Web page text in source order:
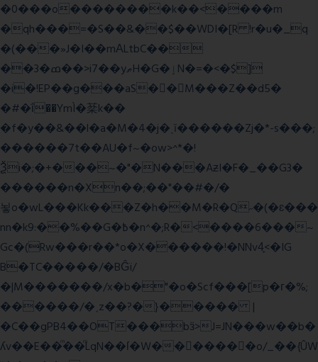
�0���o��������k��<����m
�qh���=�S��&��$��WDI�[R !r�u�_q
�(���»J�I��mΑLtbC��
��3�ߘ��>i7��yޠH�G�ٳN�=�<�$]
�i�!EP��g���aS��M���Z��d5�
�#�ΐ��YmÌ�棻k��
�f�y��&��l�a�M�4�j�ˎī������Zj�*-s���;
������7t� �AU�f~�ow>^*�!
Ѯi�;�+���~�"�N���AƶI�F�_��G3�
������n�Xn��;��"��#�/�
뇧o�wL���Kk���Z�h��M�R�Q˶�(�ɛ���
nn�k9:��%��G�߿�n^�;R�<����6���~
Gc�(Rw���r��*o�X������!�NNv4̙<�IG
B�TC�����/�BĜï/
�|M�������/x�b�"�o�Scf���[p�г�%;
������/�˱z��?�}����� |
�C��gPB4��OT���bӟ>J=JN���w��b�
ʎv��E��ͫ��ͫLqN��ſ�W���ً����o/_��{ÛW